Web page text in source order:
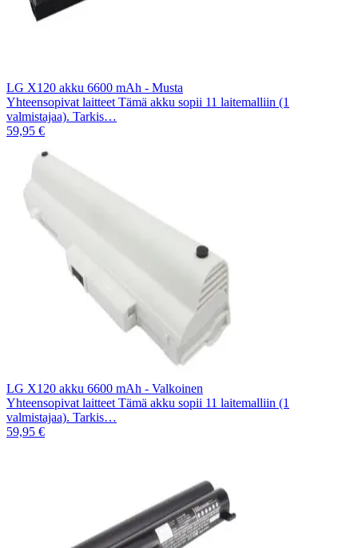
LG X120 akku 6600 mAh - Musta
Yhteensopivat laitteet Tämä akku sopii 11 laitemalliin (1
valmistajaa). Tarkis…
59,95 €
LG X120 akku 6600 mAh - Valkoinen
Yhteensopivat laitteet Tämä akku sopii 11 laitemalliin (1
valmistajaa). Tarkis…
59,95 €